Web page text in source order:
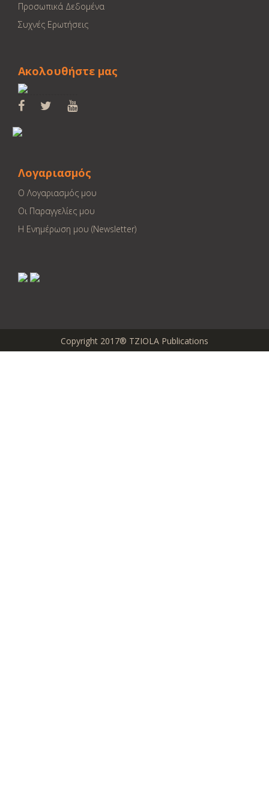
Προσωπικά Δεδομένα
Συχνές Ερωτήσεις
Ακολουθήστε μας
Λογαριασμός
Ο Λογαριασμός μου
Οι Παραγγελίες μου
Η Ενημέρωση μου (Newsletter)
Copyright 2017® TZIOLA Publications